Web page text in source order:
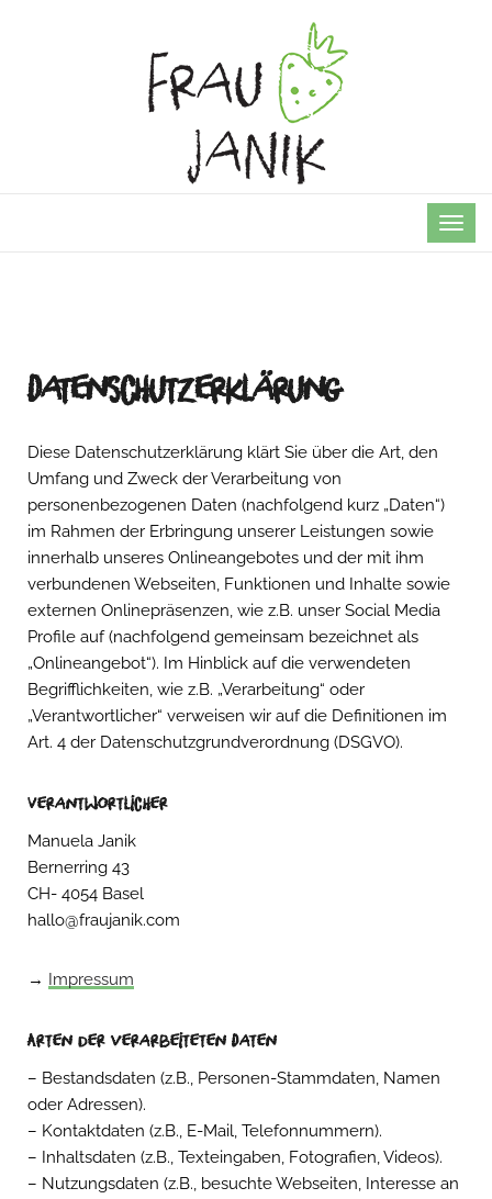
Datenschutzerklärung
Diese Datenschutzerklärung klärt Sie über die Art, den
Umfang und Zweck der Verarbeitung von
personenbezogenen Daten (nachfolgend kurz „Daten“)
im Rahmen der Erbringung unserer Leistungen sowie
innerhalb unseres Onlineangebotes und der mit ihm
verbundenen Webseiten, Funktionen und Inhalte sowie
externen Onlinepräsenzen, wie z.B. unser Social Media
Profile auf (nachfolgend gemeinsam bezeichnet als
„Onlineangebot“). Im Hinblick auf die verwendeten
Begrifflichkeiten, wie z.B. „Verarbeitung“ oder
„Verantwortlicher“ verweisen wir auf die Definitionen im
Art. 4 der Datenschutzgrundverordnung (DSGVO).
Verantwortlicher
Manuela Janik
Bernerring 43
CH- 4054 Basel
hallo@fraujanik.com
→ Impressum
Arten der verarbeiteten Daten
– Bestandsdaten (z.B., Personen-Stammdaten, Namen
oder Adressen).
– Kontaktdaten (z.B., E-Mail, Telefonnummern).
– Inhaltsdaten (z.B., Texteingaben, Fotografien, Videos).
– Nutzungsdaten (z.B., besuchte Webseiten, Interesse an